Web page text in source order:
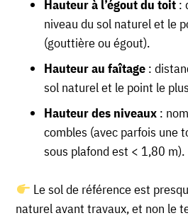
Hauteur à l’égout du toit :
niveau du sol naturel et le
(gouttière ou égout).
Hauteur au faîtage :
sol naturel et le point le
Hauteur des niveaux :
combles (avec parfois une
sous plafond est < 1,80 m).
Le sol de référence est
naturel avant travaux, et non le